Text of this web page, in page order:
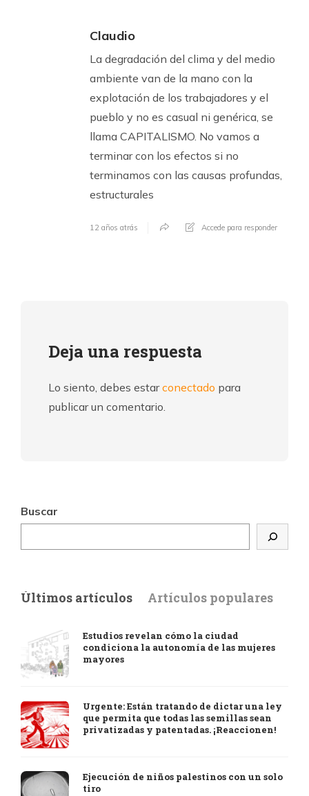
Claudio
La degradación del clima y del medio
ambiente van de la mano con la
explotación de los trabajadores y el
pueblo y no es casual ni genérica, se
llama CAPITALISMO. No vamos a
terminar con los efectos si no
terminamos con las causas profundas,
estructurales
12 años atrás Accede para responder
Deja una respuesta
Lo siento, debes estarconectado para
publicar un comentario.
Buscar
Últimos artículos Artículos populares
Estudios revelan cómo la ciudad
condiciona la autonomía de las mujeres
mayores
Urgente: Están tratando de dictar una ley
que permita que todas las semillas sean
privatizadas y patentadas. ¡Reaccionen!
Ejecución de niños palestinos con un solo
tiro